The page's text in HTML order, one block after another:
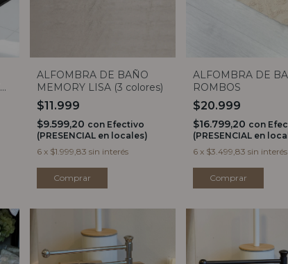
ALFOMBRA DE BAÑO
MEMORY LISA (3 colores)
$11.999
$9.599,20 con Efectivo
(PRESENCIAL en locales)
6 x $1.999,83 sin interés
Comprar
ALFOMBRA DE
ROMBOS
$20.999
$16.799,20 con
(PRESENCIAL en
6 x $3.499,83 sin interés